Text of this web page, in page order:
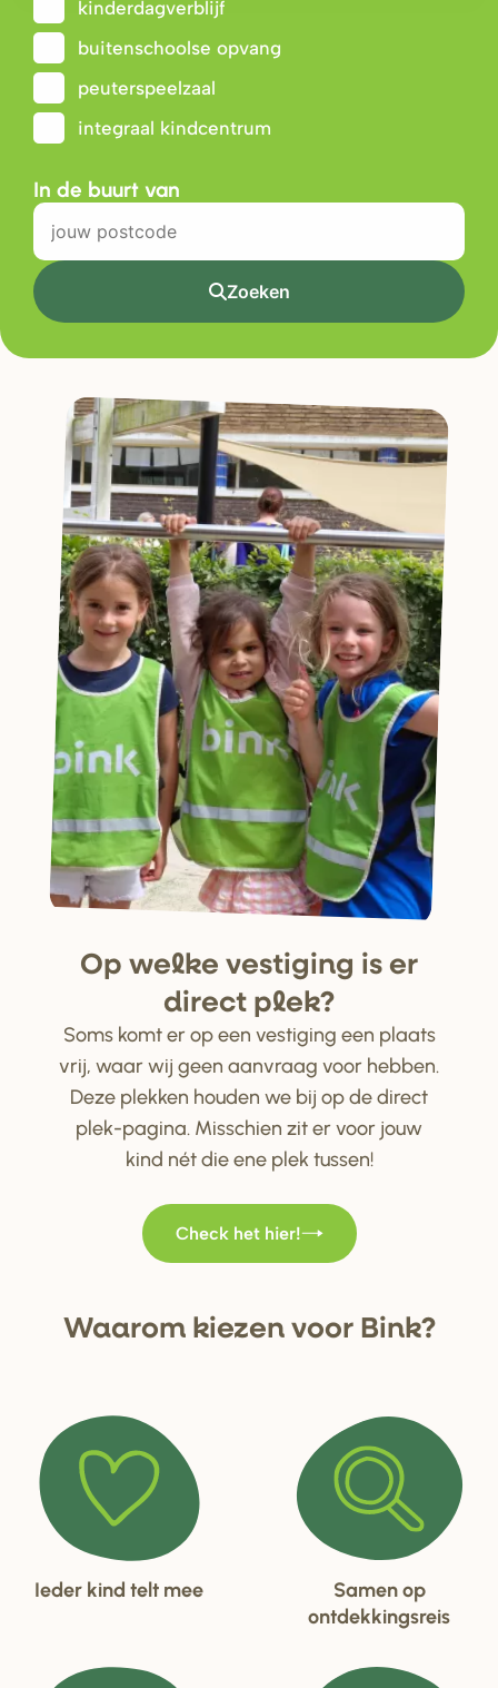
kinderdagverblijf
buitenschoolse opvang
peuterspeelzaal
integraal kindcentrum
In de buurt van
Zoeken
Op welke vestiging is er
direct plek?
Soms komt er op een vestiging een plaats
vrij, waar wij geen aanvraag voor hebben.
Deze plekken houden we bij op de direct
plek-pagina. Misschien zit er voor jouw
kind nét die ene plek tussen!
Check het hier!
Waarom kiezen voorBink?
Ieder kind telt mee
Samen op
ontdekkingsreis